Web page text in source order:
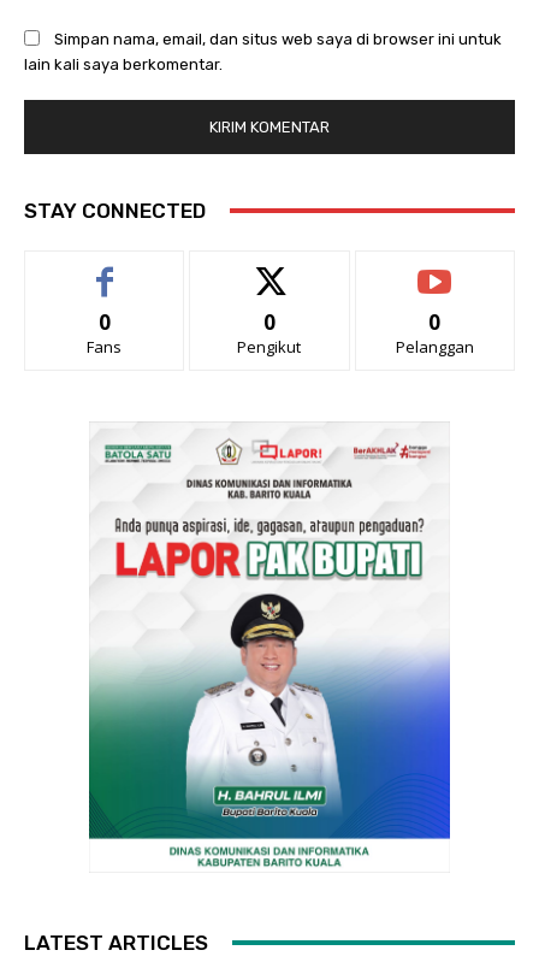
Simpan nama, email, dan situs web saya di browser ini untuk
lain kali saya berkomentar.
STAY CONNECTED
0
Fans
0
Pengikut
0
Pelanggan
LATEST ARTICLES